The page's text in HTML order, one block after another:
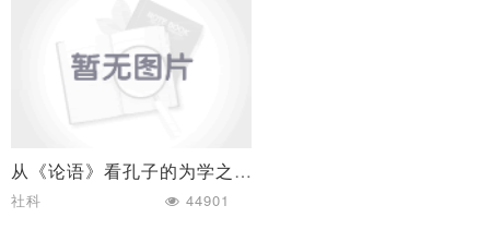
从《论语》看孔子的为学之道
社科 44901